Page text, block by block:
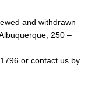
and withdrawn
250 –
or contact us by